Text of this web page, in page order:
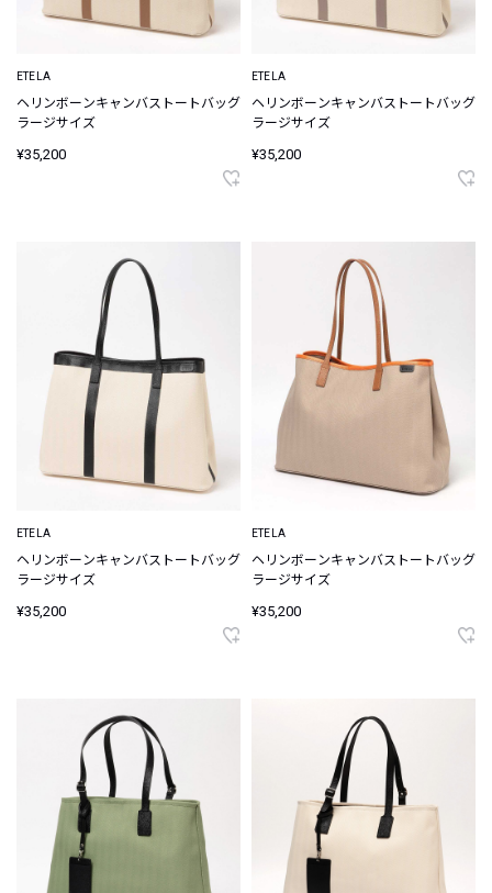
ETELA
ヘリンボーンキャンバストートバッグ
ラージサイズ
¥35,200
ETELA
ヘリンボーンキャンバストートバッグ
ラージサイズ
¥35,200
ETELA
ヘリンボーンキャンバストートバッグ
ラージサイズ
¥35,200
ETELA
ヘリンボーンキャンバストートバッグ
ラージサイズ
¥35,200